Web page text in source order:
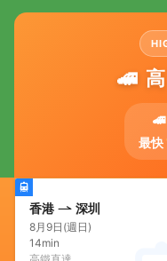
🚄
最快
香港 深圳
8月9日(週日)
14min